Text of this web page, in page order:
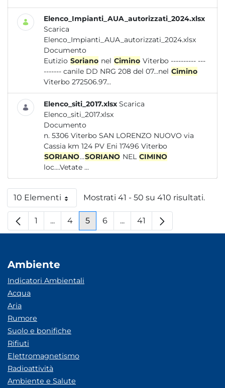
Elenco_Impianti_AUA_autorizzati_2024.xlsx
Scarica
Elenco_Impianti_AUA_autorizzati_2024.xlsx
Documento
Eutizio Soriano nel Cimino Viterbo ---------- ---
------- canile DD NRG 208 del 07...nel Cimino
Viterbo 272506.97...
Elenco_siti_2017.xlsx Scarica
Elenco_siti_2017.xlsx
Documento
n. 5306 Viterbo SAN LORENZO NUOVO via
Cassia km 124 PV Eni 17496 Viterbo
SORIANO...SORIANO NEL CIMINO
loc....Vetate ...
10 ElementiPer paginaMostrati 41 - 50 su 410 risultati.
Pagina
1 ...Pagine intermedie
Pagina
4 Pagina
5 Pagina
6 ...Pagine intermedie
Pagina
41
Ambiente
Indicatori Ambientali
Acqua
Aria
Rumore
Suolo e bonifiche
Rifiuti
Elettromagnetismo
Radioattività
Ambiente e Salute